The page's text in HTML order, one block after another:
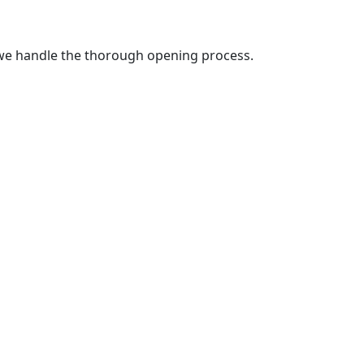
handle the thorough opening process.